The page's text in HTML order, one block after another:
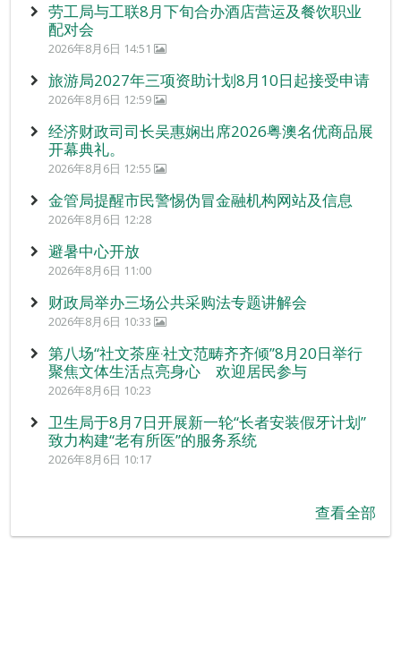
劳工局与工联8月下旬合办酒店营运及餐饮职业
配对会
2026年8月6日 14:51
旅游局2027年三项资助计划8月10日起接受申请
2026年8月6日 12:59
经济财政司司长吴惠娴出席2026粤澳名优商品展
开幕典礼。
2026年8月6日 12:55
金管局提醒市民警惕伪冒金融机构网站及信息
2026年8月6日 12:28
避暑中心开放
2026年8月6日 11:00
财政局举办三场公共采购法专题讲解会
2026年8月6日 10:33
第八场“社文茶座‧社文范畴齐齐倾”8月20日举行
聚焦文体生活点亮身心 欢迎居民参与
2026年8月6日 10:23
卫生局于8月7日开展新一轮“长者安装假牙计划”
致力构建“老有所医”的服务系统
2026年8月6日 10:17
查看全部